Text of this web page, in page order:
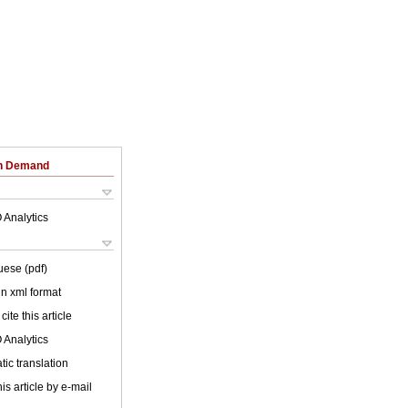
Demand
Analytics
(pdf)
xml format
this article
Analytics
translation
article by e-mail